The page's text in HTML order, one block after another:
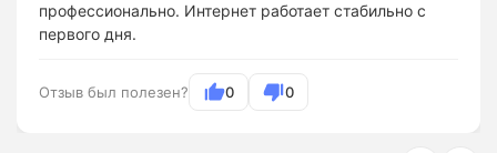
профессионально. Интернет работает стабильно с
первого дня.
Отзыв был полезен? 0 0